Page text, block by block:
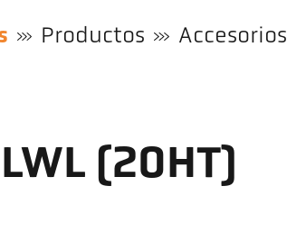
Productos Accesorios
(20HT)